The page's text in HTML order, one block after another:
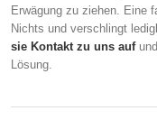
Erwägung zu ziehen. Eine
Nichts und verschlingt
sie Kontakt zu uns auf
Lösung.